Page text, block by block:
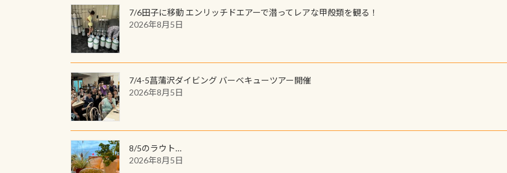
7/6田子に移動 エンリッチドエアーで潜ってレアな甲殻類を観る！
2026年8月5日
7/4-5菖蒲沢ダイビング バーベキューツアー開催
2026年8月5日
8/5のラウト…
2026年8月5日